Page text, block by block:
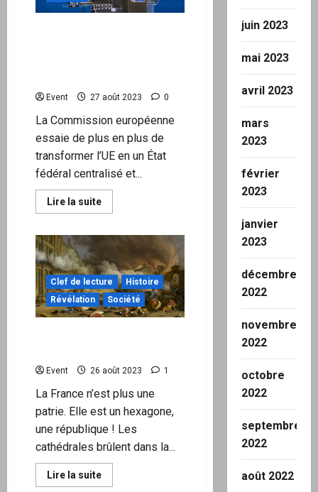
le
Event 27 août 2023 0
La Commission européenne
essaie de plus en plus de
transformer l’UE en un État
fédéral centralisé et...
Lire la suiteEn
savoir
Pologne
dépose
une
action
en
justice
contre
“
de
Clef de lecture
Histoire
Révélation
Société
Event 26 août 2023 1
La France n’est plus une
patrie. Elle est un hexagone,
une république ! Les
cathédrales brûlent dans la...
Lire la suiteEn
savoir
juin 2023
mai 2023
avril 2023
mars
2023
février
2023
janvier
2023
décembre
2022
novembre
2022
octobre
2022
septembre
2022
août 2022